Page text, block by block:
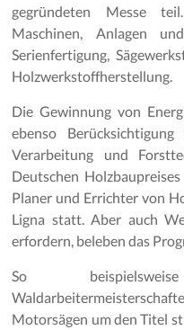
gegründeten Messe
Maschinen, Anlagen
Serienfertigung,
Holzwerkstoffherstellung.
Die Gewinnung von
ebenso
Verarbeitung und
Deutschen
Planer und Errichter von
Ligna statt. Aber auch
erfordern, beleben das
So
Motorsägen um den Titel